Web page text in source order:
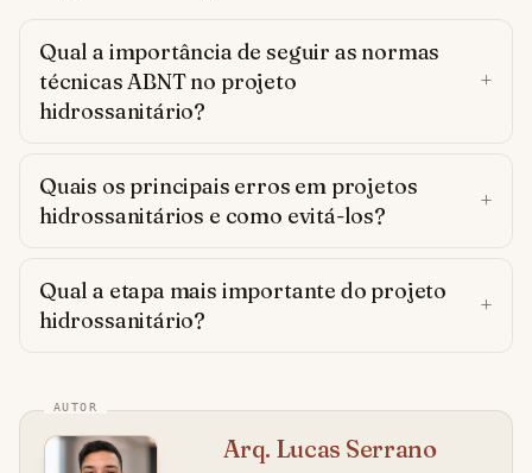
Qual a importância de seguir as normas
técnicas ABNT no projeto
hidrossanitário?
Quais os principais erros em projetos
hidrossanitários e como evitá-los?
Qual a etapa mais importante do projeto
hidrossanitário?
Arq. Lucas Serrano